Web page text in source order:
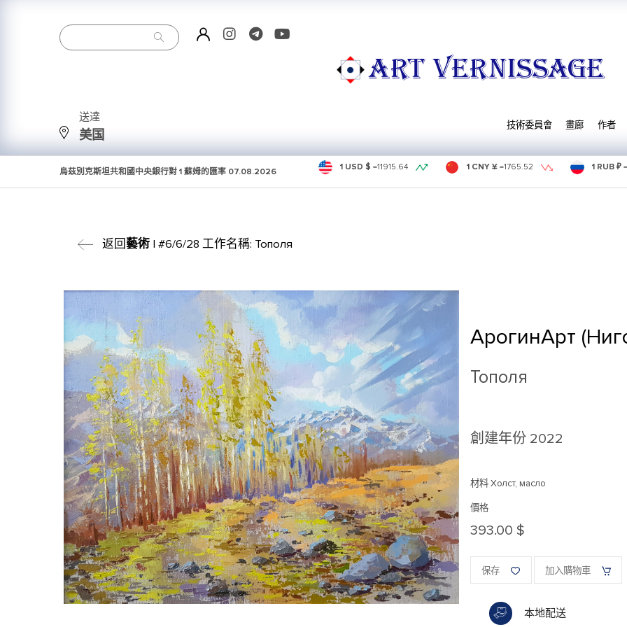
ART VERNISSAGE
送達
美国
技術委員會 畫廊 作者
烏茲別克斯坦共和國中央銀行對 1 蘇姆的匯率 07.08.2026 1 USD $ =11915.64 1 CNY ¥ =1765.52 1 RUB ₽ =
返回藝術| #6/6/28 工作名稱: Тополя
АрогинАрт
Тополя
創建年份 2022
材料 Холст, масло
價格
393.00 $
保存 加入購物車
本地配送